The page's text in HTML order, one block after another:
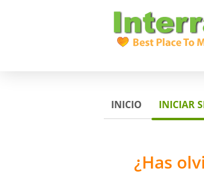
INICIO INICIAR
¿Has